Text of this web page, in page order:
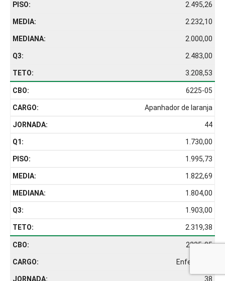
2.495,26
2.232,10
2.000,00
2.483,00
3.208,53
6225-05
Apanhador de laranja
44
1.730,00
1.995,73
1.822,69
1.804,00
1.903,00
2.319,38
2235-05
Enfermeiro
38